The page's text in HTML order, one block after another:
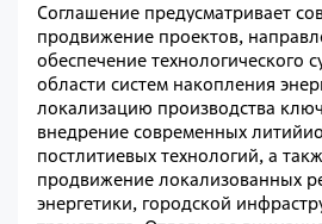
Соглашение предусматривает
продвижение проектов,
обеспечение технологического
области систем накопления
локализацию производства
внедрение современных
постлитиевых технологий, а
продвижение локализованных
энергетики, городской